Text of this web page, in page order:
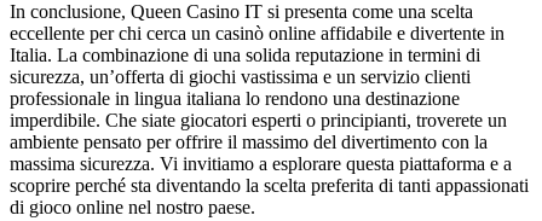
In conclusione, Queen Casino IT si presenta come una scelta
eccellente per chi cerca un casinò online affidabile e divertente in
Italia. La combinazione di una solida reputazione in termini di
sicurezza, un’offerta di giochi vastissima e un servizio clienti
professionale in lingua italiana lo rendono una destinazione
imperdibile. Che siate giocatori esperti o principianti, troverete un
ambiente pensato per offrire il massimo del divertimento con la
massima sicurezza. Vi invitiamo a esplorare questa piattaforma e a
scoprire perché sta diventando la scelta preferita di tanti appassionati
di gioco online nel nostro paese.